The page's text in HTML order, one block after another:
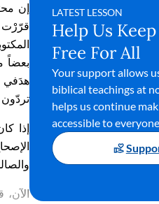
إن
قرر ت
بعضاً
هدفي
تردون
إذا
LATEST LESSON
Help Us
Free For All
Your support allows
biblical teachings at
helps us continue
accessible to